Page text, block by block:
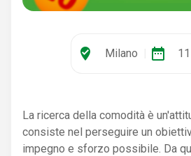
where_to_vote Milano date_range
La ricerca della comodità è
consiste nel perseguire un
impegno e sforzo possibile. Da